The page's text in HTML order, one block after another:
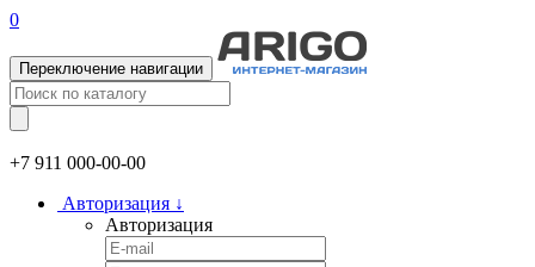
0
Переключение навигации
+7 911 000-00-00
Авторизация ↓
Авторизация